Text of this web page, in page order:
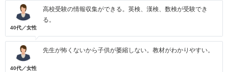
40代／女性
高校受験の情報収集ができる。英検、漢検、数検が受験でき
る。
40代／女性
先生が怖くないから子供が萎縮しない。教材がわかりやすい。